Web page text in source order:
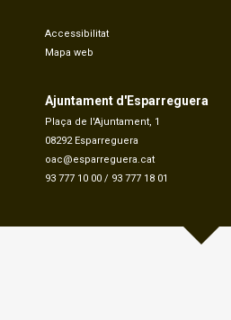
Accessibilitat
Mapa web
Ajuntament d'Esparreguera
Plaça de l'Ajuntament, 1
08292 Esparreguera
oac@esparreguera.cat
93 777 10 00 / 93 777 18 01